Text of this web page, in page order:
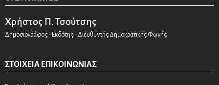
Χρήστος Π. Τσούτσης
Δημοσιογράφος - Εκδότης - Διευθυντής Δημοκρατικής Φωνής
ΣΤΟΙΧΕΊΑ ΕΠΙΚΟΙΝΩΝΊΑΣ